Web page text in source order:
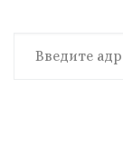
Введите